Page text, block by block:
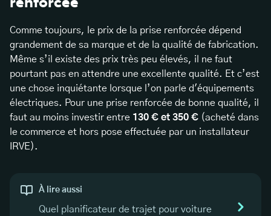
Comme toujours, le prix de la prise renforcée dépend
grandement de sa marque et de la qualité de fabrication.
Même s’il existe des prix très peu élevés, il ne faut
pourtant pas en attendre une excellente qualité. Et c’est
une chose inquiétante lorsque l’on parle d'équipements
électriques. Pour une prise renforcée de bonne qualité, il
faut au moins investir entre 130 € et 350 € (acheté dans
le commerce et hors pose effectuée par un installateur
IRVE).
À lire aussi
Quel planificateur de trajet pour voiture